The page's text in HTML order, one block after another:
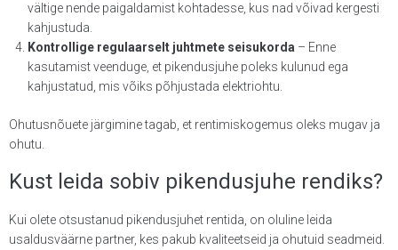
vältige nende paigaldamist kohtadesse, kus nad võivad kergesti
kahjustuda.
Kontrollige regulaarselt juhtmete seisukorda – Enne
kasutamist veenduge, et pikendusjuhe poleks kulunud ega
kahjustatud, mis võiks põhjustada elektriohtu.
Ohutusnõuete järgimine tagab, et rentimiskogemus oleks mugav ja
ohutu.
Kust leida sobiv pikendusjuhe rendiks?
Kui olete otsustanud pikendusjuhet rentida, on oluline leida
usaldusväärne partner, kes pakub kvaliteetseid ja ohutuid seadmeid.